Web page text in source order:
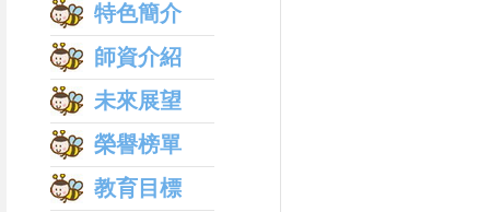
特色簡介
師資介紹
未來展望
榮譽榜單
教育目標